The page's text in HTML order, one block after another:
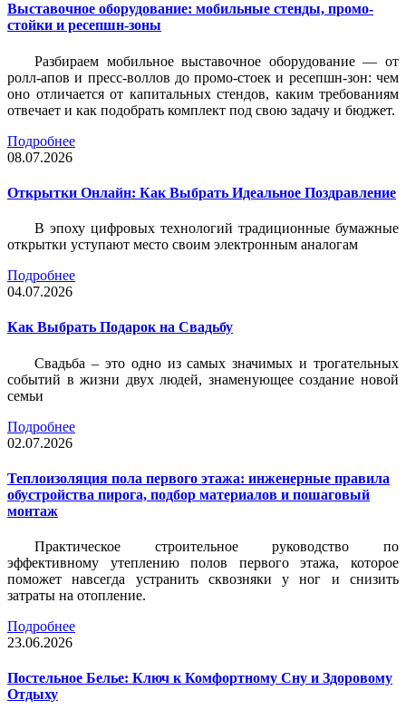
Выставочное оборудование: мобильные стенды, промо-
стойки и ресепшн-зоны
Разбираем мобильное выставочное оборудование — от
ролл-апов и пресс-воллов до промо-стоек и ресепшн-зон: чем
оно отличается от капитальных стендов, каким требованиям
отвечает и как подобрать комплект под свою задачу и бюджет.
Подробнее
08.07.2026
Открытки Онлайн: Как Выбрать Идеальное Поздравление
В эпоху цифровых технологий традиционные бумажные
открытки уступают место своим электронным аналогам
Подробнее
04.07.2026
Как Выбрать Подарок на Свадьбу
Свадьба – это одно из самых значимых и трогательных
событий в жизни двух людей, знаменующее создание новой
семьи
Подробнее
02.07.2026
Теплоизоляция пола первого этажа: инженерные правила
обустройства пирога, подбор материалов и пошаговый
монтаж
Практическое строительное руководство по
эффективному утеплению полов первого этажа, которое
поможет навсегда устранить сквозняки у ног и снизить
затраты на отопление.
Подробнее
23.06.2026
Постельное Белье: Ключ к Комфортному Сну и Здоровому
Отдыху